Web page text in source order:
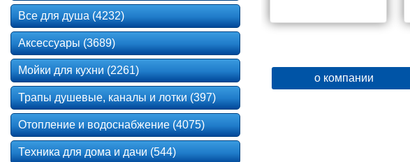
о компании
Все для душа (4232)
Аксессуары (3689)
Мойки для кухни (2261)
Трапы душевые, каналы и лотки (397)
Отопление и водоснабжение (4075)
Техника для дома и дачи (544)